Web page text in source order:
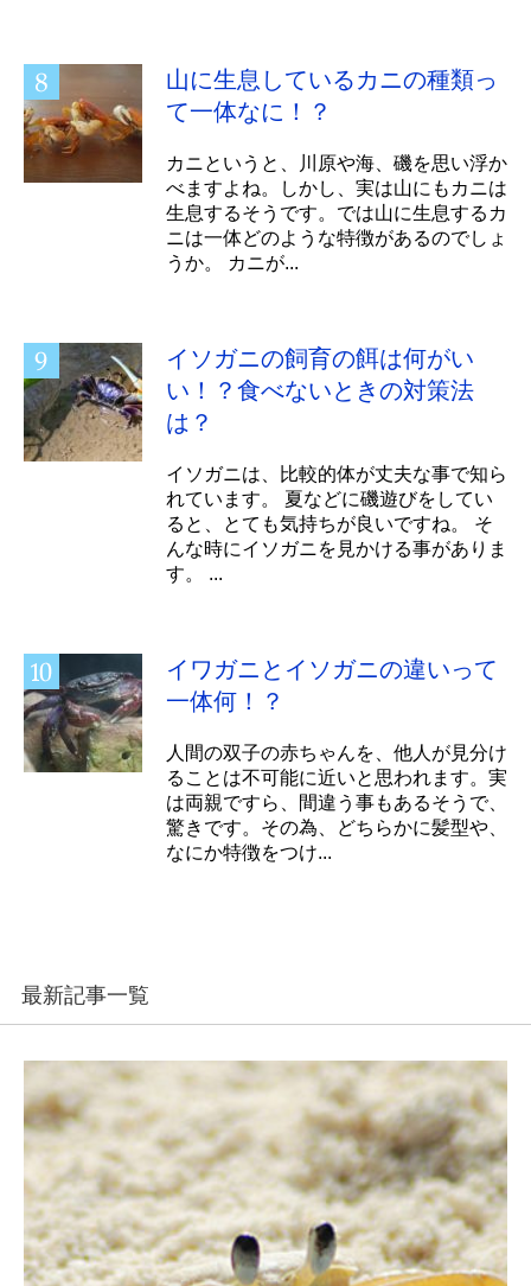
山に生息しているカニの種類っ
て一体なに！？
カニというと、川原や海、磯を思い浮か
べますよね。しかし、実は山にもカニは
生息するそうです。では山に生息するカ
ニは一体どのような特徴があるのでしょ
うか。 カニが...
イソガニの飼育の餌は何がい
い！？食べないときの対策法
は？
イソガニは、比較的体が丈夫な事で知ら
れています。 夏などに磯遊びをしてい
ると、とても気持ちが良いですね。 そ
んな時にイソガニを見かける事がありま
す。 ...
イワガニとイソガニの違いって
一体何！？
人間の双子の赤ちゃんを、他人が見分け
ることは不可能に近いと思われます。実
は両親ですら、間違う事もあるそうで、
驚きです。その為、どちらかに髪型や、
なにか特徴をつけ...
最新記事一覧